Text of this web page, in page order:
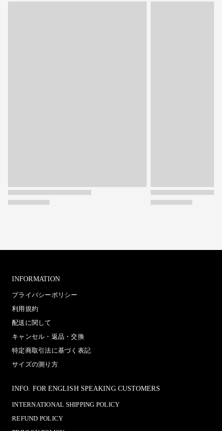
INFORMATION
プライバシーポリシー
利用規約
配送に関して
キャンセル・返品・交換
特定商取引法に基づく表記
サイズの測り方
INFO. FOR ENGLISH SPEAKING CUSTOMERS
INTERNATIONAL SHIPPING POLICY
REFUND POLICY